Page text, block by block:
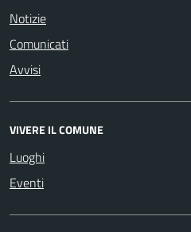
Notizie
Comunicati
Avvisi
VIVERE IL COMUNE
Luoghi
Eventi